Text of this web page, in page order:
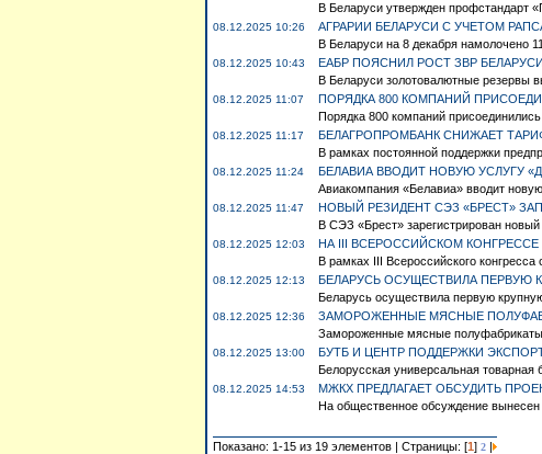
В Беларуси утвержден профстандарт
08.12.2025 10:26
АГРАРИИ БЕЛАРУСИ С УЧЕТОМ
В Беларуси на 8 декабря намолочено
08.12.2025 10:43
ЕАБР ПОЯСНИЛ РОСТ ЗВР
В Беларуси золотовалютные резервы
08.12.2025 11:07
ПОРЯДКА 800 КОМПАНИЙ
Порядка 800 компаний
08.12.2025 11:17
БЕЛАГРОПРОМБАНК СНИЖАЕТ
В рамках постоянной поддержки
08.12.2025 11:24
БЕЛАВИА ВВОДИТ НОВУЮ УСЛУГУ
Авиакомпания «Белавиа» вводит
08.12.2025 11:47
НОВЫЙ РЕЗИДЕНТ СЭЗ «БРЕСТ»
В СЭЗ «Брест» зарегистрирован новый
08.12.2025 12:03
НА III ВСЕРОССИЙСКОМ
В рамках III Всероссийского
08.12.2025 12:13
БЕЛАРУСЬ ОСУЩЕСТВИЛА ПЕРВУЮ
Беларусь осуществила первую
08.12.2025 12:36
ЗАМОРОЖЕННЫЕ МЯСНЫЕ
Замороженные мясные
08.12.2025 13:00
БУТБ И ЦЕНТР ПОДДЕРЖКИ
Белорусская универсальная
08.12.2025 14:53
МЖКХ ПРЕДЛАГАЕТ ОБСУДИТЬ
На общественное обсуждение вынесен
Показано: 1-15 из 19 элементов | Страницы: [1] 2 |